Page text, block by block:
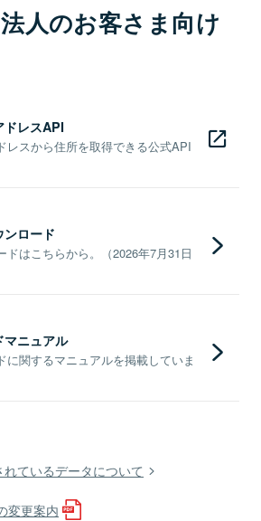
人のお客さま向け
ドレスAPI
レスから住所を取得できる公式API
ロード
ドはこちらから。（2026年7月31日
マニュアル
に関するマニュアルを掲載していま
ているデータについて
変更案内